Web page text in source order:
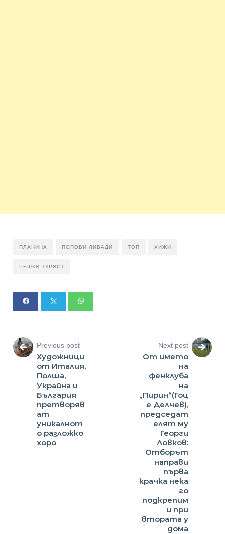
ПЛАНИНА ПОПОВИ ЛИВАДИ ТОП ХИЖИ
ЧЕШКИ ТУРИСТ
Previous post
Художници
от Италия,
Полша,
Украйна и
България
претворяв
ат
уникалнот
о разложко
хоро
Next post
От името
на
фенклуба
на
„Пирин“(Гоц
е Делчев),
председат
елят му
Георги
Ловков:
Отборът
направи
първа
крачка нека
го
подкрепим
и при
втората у
дома